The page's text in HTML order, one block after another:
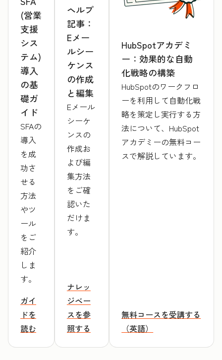
(営業
支援
シス
テム)
導入
の基
礎ガ
イド
SFAの
導入
を成
功さ
せる
方法
やツ
ール
をご
紹介
しま
す。
ガイ
ドを
読む
ヘルプ
記事：
Eメー
ルシー
ケンス
の作成
と編集
Eメール
シーケ
ンスの
作成お
よび編
集方法
をご確
認いた
だけま
す。
ナレッ
ジベー
スを参
照する
HubSpotアカデミ
ー：効果的な自動
化戦略の構築
HubSpotのワークフロ
ーを利用して自動化戦
略を策定し実行する方
法について、HubSpot
アカデミーの無料コー
スで解説しています。
無料コースを受講する
（英語）